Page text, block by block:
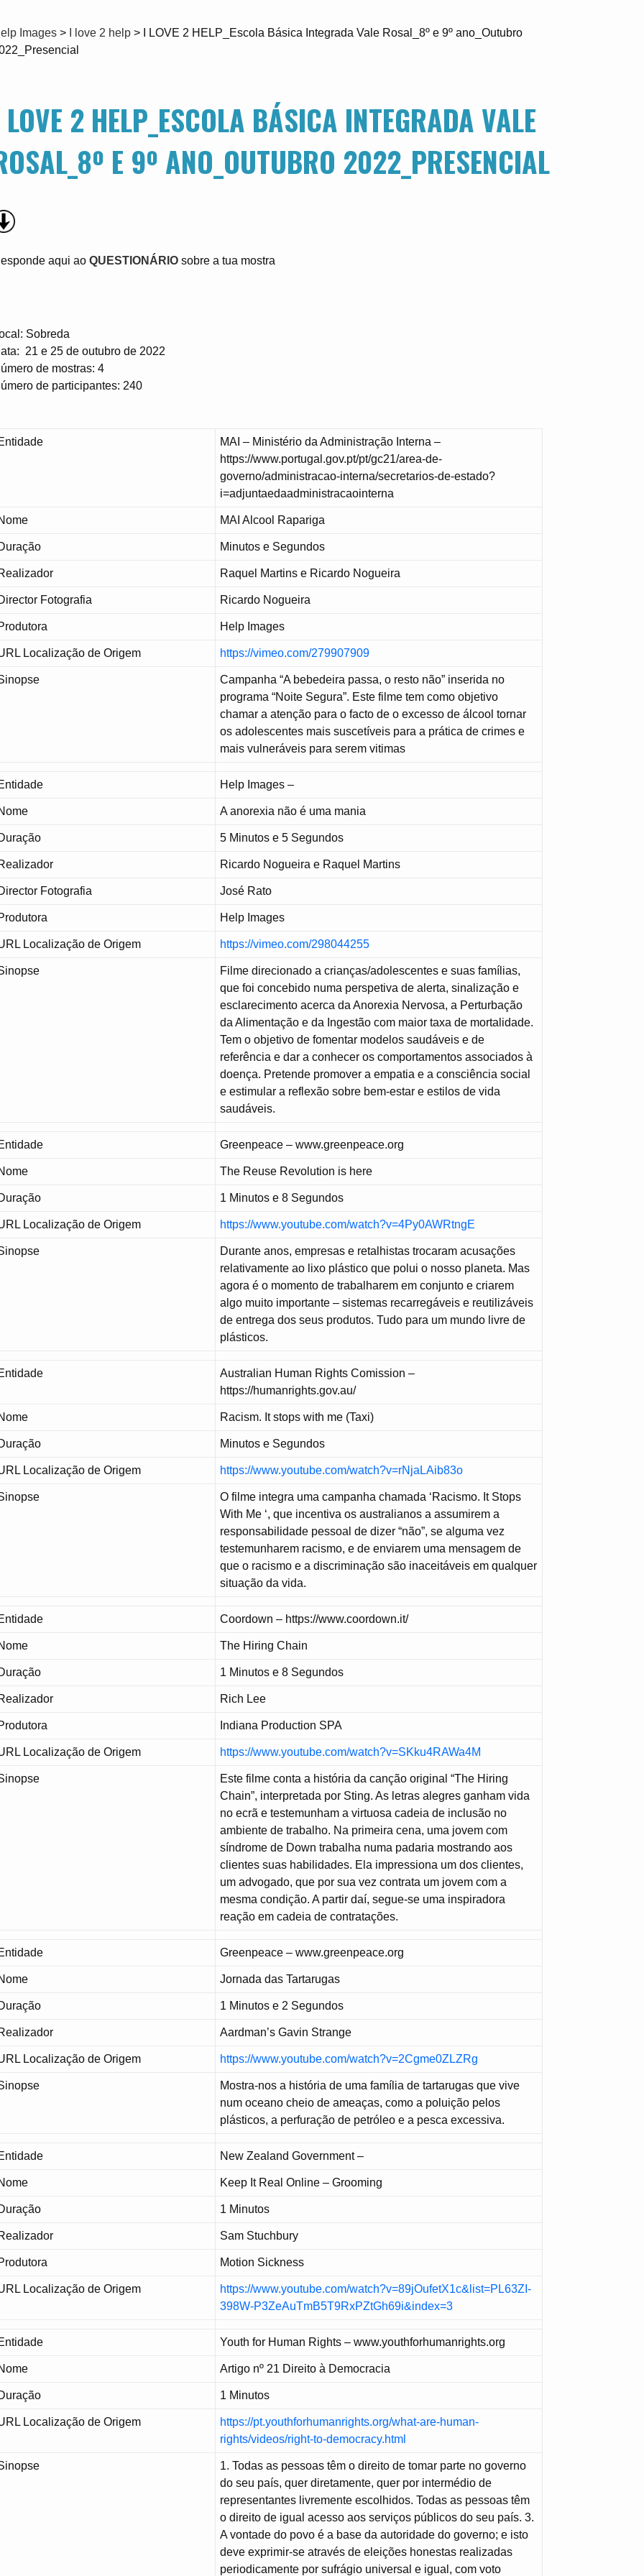
Images> I love 2 help>
I LOVE 2 HELP_Escola Básica Integrada Vale Rosal_8º e 9º ano_Outubro
2 HELP_ESCOLA BÁSICA INTEGRADA VALE
E 9º ANO_OUTUBRO 2022_PRESENCIAL
aqui ao QUESTIONÁRIO sobre a tua mostra
Sobreda
21 e 25 de outubro de 2022
de mostras: 4
de participantes: 240
MAI – Ministério da Administração Interna –
https://www.portugal.gov.pt/pt/gc21/area-de-
governo/administracao-interna/secretarios-de-estado?
i=adjuntaedaadministracaointerna
MAI Alcool Rapariga
Minutos e Segundos
Raquel Martins e Ricardo Nogueira
Fotografia Ricardo Nogueira
Help Images
Localização de Origem https://vimeo.com/279907909
Campanha “A bebedeira passa, o resto não” inserida no
programa “Noite Segura”. Este filme tem como objetivo
chamar a atenção para o facto de o excesso de álcool tornar
os adolescentes mais suscetíveis para a prática de crimes e
mais vulneráveis para serem vitimas
Help Images –
A anorexia não é uma mania
5 Minutos e 5 Segundos
Ricardo Nogueira e Raquel Martins
Fotografia José Rato
Help Images
Localização de Origem https://vimeo.com/298044255
Filme direcionado a crianças/adolescentes e suas famílias,
que foi concebido numa perspetiva de alerta, sinalização e
esclarecimento acerca da Anorexia Nervosa, a Perturbação
da Alimentação e da Ingestão com maior taxa de mortalidade.
Tem o objetivo de fomentar modelos saudáveis e de
referência e dar a conhecer os comportamentos associados à
doença. Pretende promover a empatia e a consciência social
e estimular a reflexão sobre bem-estar e estilos de vida
saudáveis.
Greenpeace – www.greenpeace.org
The Reuse Revolution is here
1 Minutos e 8 Segundos
Localização de Origem https://www.youtube.com/watch?v=4Py0AWRtngE
Durante anos, empresas e retalhistas trocaram acusações
relativamente ao lixo plástico que polui o nosso planeta. Mas
agora é o momento de trabalharem em conjunto e criarem
algo muito importante – sistemas recarregáveis e reutilizáveis
de entrega dos seus produtos. Tudo para um mundo livre de
plásticos.
Australian Human Rights Comission –
https://humanrights.gov.au/
Racism. It stops with me (Taxi)
Minutos e Segundos
Localização de Origem https://www.youtube.com/watch?v=rNjaLAib83o
O filme integra uma campanha chamada ‘Racismo. It Stops
With Me ‘, que incentiva os australianos a assumirem a
responsabilidade pessoal de dizer “não”, se alguma vez
testemunharem racismo, e de enviarem uma mensagem de
que o racismo e a discriminação são inaceitáveis em qualquer
situação da vida.
Coordown – https://www.coordown.it/
The Hiring Chain
1 Minutos e 8 Segundos
Rich Lee
Indiana Production SPA
Localização de Origem https://www.youtube.com/watch?v=SKku4RAWa4M
Este filme conta a história da canção original “The Hiring
Chain”, interpretada por Sting. As letras alegres ganham vida
no ecrã e testemunham a virtuosa cadeia de inclusão no
ambiente de trabalho. Na primeira cena, uma jovem com
síndrome de Down trabalha numa padaria mostrando aos
clientes suas habilidades. Ela impressiona um dos clientes,
um advogado, que por sua vez contrata um jovem com a
mesma condição. A partir daí, segue-se uma inspiradora
reação em cadeia de contratações.
Greenpeace – www.greenpeace.org
Jornada das Tartarugas
1 Minutos e 2 Segundos
Aardman’s Gavin Strange
Localização de Origem https://www.youtube.com/watch?v=2Cgme0ZLZRg
Mostra-nos a história de uma família de tartarugas que vive
num oceano cheio de ameaças, como a poluição pelos
plásticos, a perfuração de petróleo e a pesca excessiva.
New Zealand Government –
Keep It Real Online – Grooming
1 Minutos
Sam Stuchbury
Motion Sickness
Localização de Origem
https://www.youtube.com/watch?v=89jOufetX1c&list=PL63ZI-
398W-P3ZeAuTmB5T9RxPZtGh69i&index=3
Youth for Human Rights – www.youthforhumanrights.org
Artigo nº 21 Direito à Democracia
1 Minutos
Localização de Origem
https://pt.youthforhumanrights.org/what-are-human-
rights/videos/right-to-democracy.html
1. Todas as pessoas têm o direito de tomar parte no governo
do seu país, quer diretamente, quer por intermédio de
representantes livremente escolhidos. Todas as pessoas têm
o direito de igual acesso aos serviços públicos do seu país. 3.
A vontade do povo é a base da autoridade do governo; e isto
deve exprimir-se através de eleições honestas realizadas
periodicamente por sufrágio universal e igual, com voto